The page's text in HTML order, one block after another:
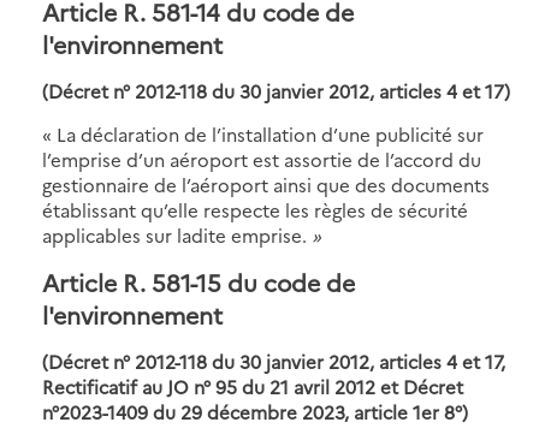
Article R. 581-14 du code de
l'environnement
(Décret n° 2012-118 du 30 janvier 2012, articles 4 et 17)
« La déclaration de l’installation d’une publicité sur
l’emprise d’un aéroport est assortie de l’accord du
gestionnaire de l’aéroport ainsi que des documents
établissant qu’elle respecte les règles de sécurité
applicables sur ladite emprise. »
Article R. 581-15 du code de
l'environnement
(Décret n° 2012-118 du 30 janvier 2012, articles 4 et 17,
Rectificatif au JO n° 95 du 21 avril 2012 et Décret
n°2023-1409 du 29 décembre 2023, article 1er 8°)